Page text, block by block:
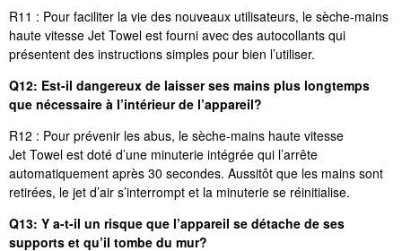
R11 : Pour faciliter la vie des nouveaux utilisateurs, le sèche-mains
haute vitesse Jet Towel est fourni avec des autocollants qui
présentent des instructions simples pour bien l’utiliser.
Q12: Est-il dangereux de laisser ses mains plus longtemps
que nécessaire à l’intérieur de l’appareil?
R12 : Pour prévenir les abus, le sèche-mains haute vitesse
Jet Towel est doté d’une minuterie intégrée qui l’arrête
automatiquement après 30 secondes. Aussitôt que les mains sont
retirées, le jet d’air s’interrompt et la minuterie se réinitialise.
Q13: Y a-t-il un risque que l’appareil se détache de ses
supports et qu’il tombe du mur?